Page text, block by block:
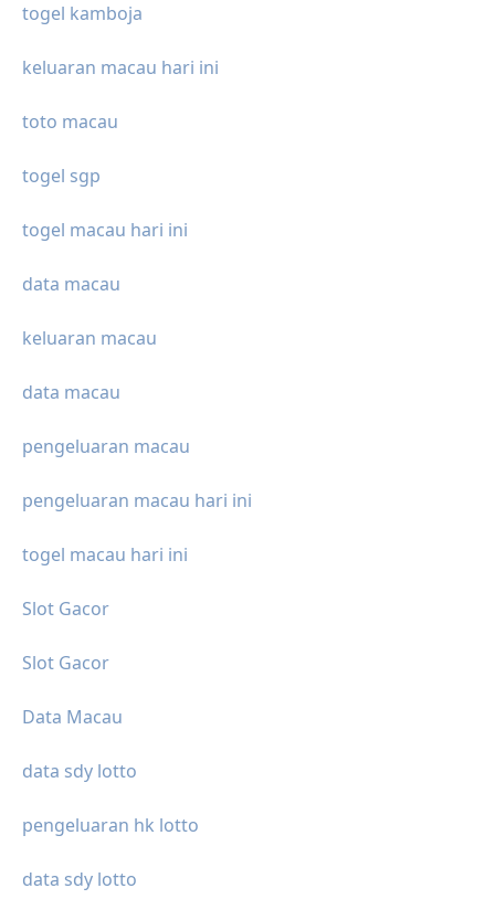
togel kamboja
keluaran macau hari ini
toto macau
togel sgp
togel macau hari ini
data macau
keluaran macau
data macau
pengeluaran macau
pengeluaran macau hari ini
togel macau hari ini
Slot Gacor
Slot Gacor
Data Macau
data sdy lotto
pengeluaran hk lotto
data sdy lotto